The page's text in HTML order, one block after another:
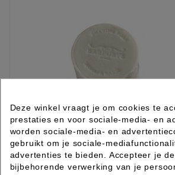
Deze winkel vraagt je om cookies te
prestaties en voor sociale-media- en
worden sociale-media- en
gebruikt om je sociale-
advertenties te bieden. Accepteer je
bijbehorende verwerking van je